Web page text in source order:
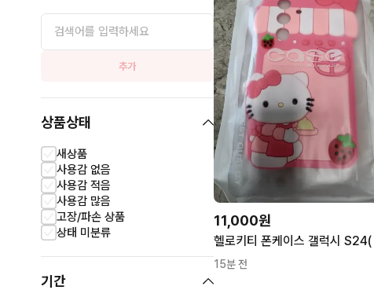
추가
상품상태
새상품
사용감 없음
사용감 적음
사용감 많음
고장/파손 상품
상태 미분류
기간
11,000원
15분 전